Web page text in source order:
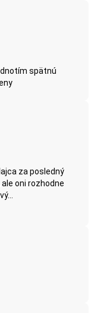
spätnú
za posledný
oni rozhodne